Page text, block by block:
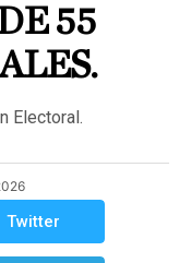
55
Electoral.
Twitter